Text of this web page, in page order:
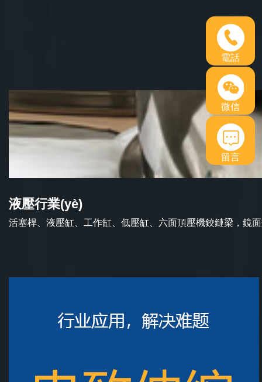
液壓行業(yè)
活塞桿、液壓缸、工作缸、低壓缸、六面頂壓機鉸鏈梁，鏡面
電話
微信
留言